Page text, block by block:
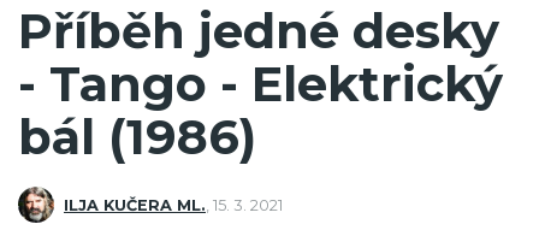
Příběh jedné desky
- Tango - Elektrický
bál (1986)
ILJA KUČERA ML. 15. 3. 2021